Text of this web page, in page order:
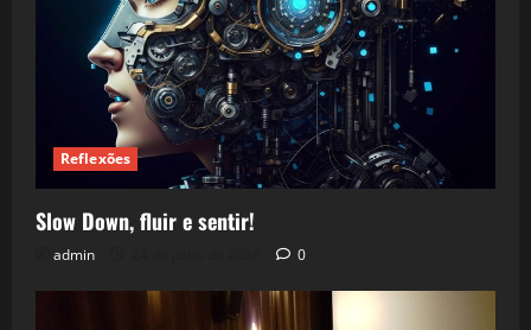
Reflexões
Slow Down, fluir e sentir!
admin 0